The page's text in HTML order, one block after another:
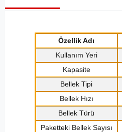
Özellik Adı
Kullanım Yeri
Kapasite
Bellek Tipi
Bellek Hızı
Bellek Türü
Paketteki Bellek Sayısı